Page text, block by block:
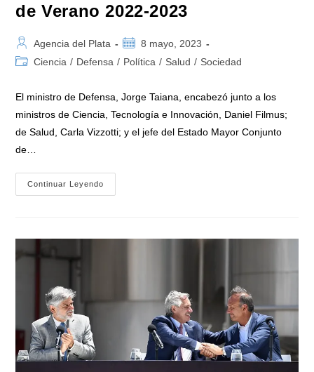
de Verano 2022-2023
Autor
de
Agencia del Plata
Publicación
de
8 mayo, 2023
Categoría
Ciencia / Defensa / Política / Salud / Sociedad
El ministro de Defensa, Jorge Taiana, encabezó junto a los
ministros de Ciencia, Tecnología e Innovación, Daniel Filmus;
de Salud, Carla Vizzotti; y el jefe del Estado Mayor Conjunto
de…
Continuar Leyendo
La
La
2022-
2023